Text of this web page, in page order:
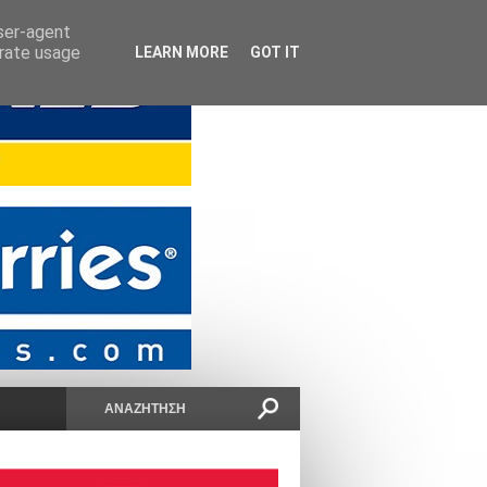
agent
usage
LEARN MORE GOT IT